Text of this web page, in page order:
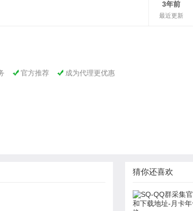
3年前
最近更新
 官方推荐  成为代理更优惠
猜你还喜欢